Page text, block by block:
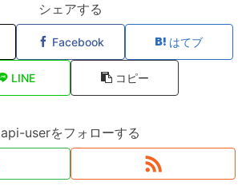
シェアする
Facebook はてブ
LINE コピー
api-userをフォローする